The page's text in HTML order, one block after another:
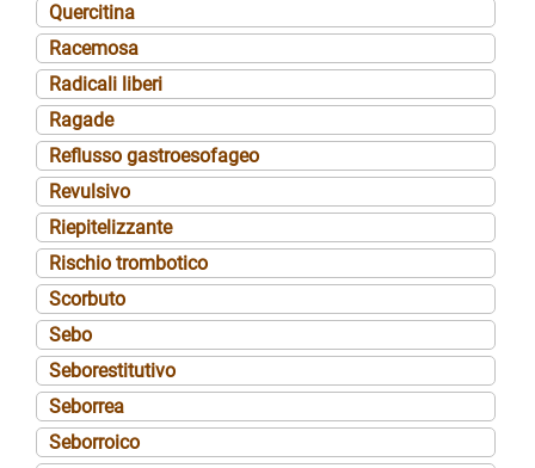
Quercitina
Racemosa
Radicali liberi
Ragade
Reflusso gastroesofageo
Revulsivo
Riepitelizzante
Rischio trombotico
Scorbuto
Sebo
Seborestitutivo
Seborrea
Seborroico